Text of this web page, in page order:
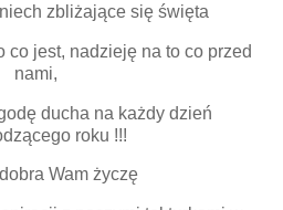
zbliżające się święta
co jest, nadzieję na to co przed
nami,
ducha na każdy dzień
roku !!!
Wam życzę